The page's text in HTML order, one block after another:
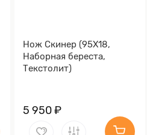
Нож Скинер (95Х18,
Наборная береста,
Текстолит)
5 950 ₽